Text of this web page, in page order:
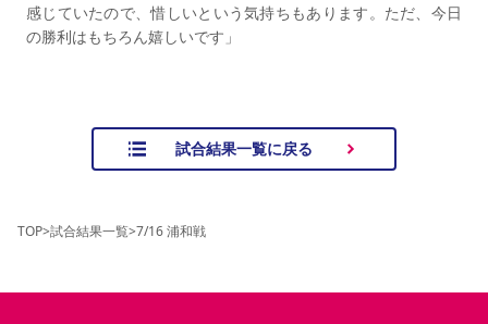
感じていたので、惜しいという気持ちもあります。ただ、今日
の勝利はもちろん嬉しいです」
試合結果一覧に戻る
TOP>試合結果一覧>7/16 浦和戦